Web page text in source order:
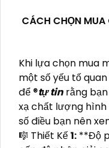
CÁCH CHỌN
Khi lựa chọn mua
một số yếu tố
để ®️tự tinrằng
xạ chất lượng
số điều bạn nên
🎼️ Thiết Kế1: **Độ